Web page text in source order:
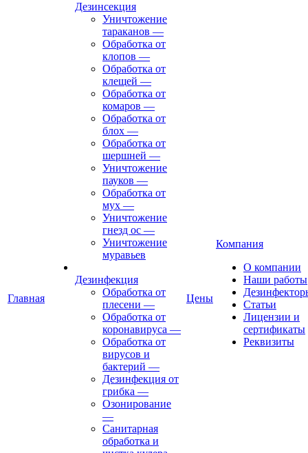
Главная
Дезинсекция
Уничтожение
тараканов —
Обработка от
клопов —
Обработка от
клещей —
Обработка от
комаров —
Обработка от
блох —
Обработка от
шершней —
Уничтожение
пауков —
Обработка от
мух —
Уничтожение
гнезд ос —
Уничтожение
муравьев
Дезинфекция
Обработка от
плесени —
Обработка от
коронавируса —
Обработка от
вирусов и
бактерий —
Дезинфекция от
грибка —
Озонирование
—
Санитарная
обработка и
Цены
Компания
О компании
Наши работы
Статьи
Лицензии и
сертификаты
Реквизиты